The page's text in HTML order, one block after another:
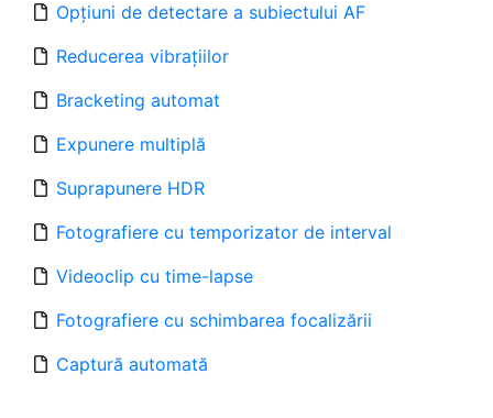
Opțiuni de detectare a subiectului AF
Reducerea vibrațiilor
Bracketing automat
Expunere multiplă
Suprapunere HDR
Fotografiere cu temporizator de interval
Videoclip cu time-lapse
Fotografiere cu schimbarea focalizării
Captură automată